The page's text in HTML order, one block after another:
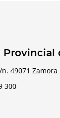
49071 Zamora
300